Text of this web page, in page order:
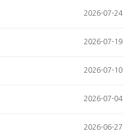
2026-07-24
2026-07-19
2026-07-10
2026-07-04
2026-06-27